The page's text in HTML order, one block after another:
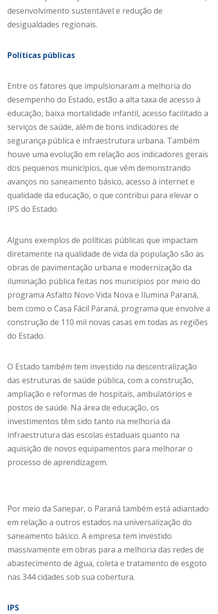
desenvolvimento sustentável e redução de
desigualdades regionais.
Políticas públicas
Entre os fatores que impulsionaram a melhoria do
desempenho do Estado, estão a alta taxa de acesso à
educação, baixa mortalidade infantil, acesso facilitado a
serviços de saúde, além de bons indicadores de
segurança pública e infraestrutura urbana. Também
houve uma evolução em relação aos indicadores gerais
dos pequenos municípios, que vêm demonstrando
avanços no saneamento básico, acesso à internet e
qualidade da educação, o que contribui para elevar o
IPS do Estado.
Alguns exemplos de políticas públicas que impactam
diretamente na qualidade de vida da população são as
obras de pavimentação urbana e modernização da
iluminação pública feitas nos municípios por meio do
programa Asfalto Novo Vida Nova e Ilumina Paraná,
bem como o Casa Fácil Paraná, programa que envolve a
construção de 110 mil novas casas em todas as regiões
do Estado.
O Estado também tem investido na descentralização
das estruturas de saúde pública, com a construção,
ampliação e reformas de hospitais, ambulatórios e
postos de saúde. Na área de educação, os
investimentos têm sido tanto na melhoria da
infraestrutura das escolas estaduais quanto na
aquisição de novos equipamentos para melhorar o
processo de aprendizagem.
Por meio da Sanepar, o Paraná também está adiantado
em relação a outros estados na universalização do
saneamento básico. A empresa tem investido
massivamente em obras para a melhoria das redes de
abastecimento de água, coleta e tratamento de esgoto
nas 344 cidades sob sua cobertura.
IPS